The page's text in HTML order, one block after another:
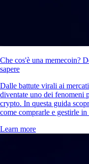
Che cos'è una memecoin?
sapere
Dalle battute virali ai
diventate uno dei fenomeni
crypto. In questa guida
come comprarle e gestirle
Learn more